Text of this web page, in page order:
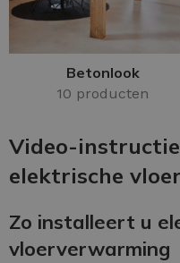
Betonlook
10 producten
Video-
elektrische
Zo installeert u
vloerverwarming